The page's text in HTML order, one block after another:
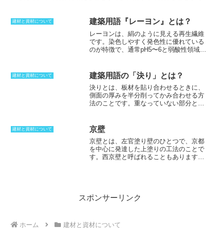
があり、弾性適性を有し、防カビ、防藻
性に優れているほか、トルエン、鉛、キ
シレン、クロムを使っていません。
で行われます。通常、六角ボルトよりも高い締め付けトルクで締め付
けを行います。H.T.Bは、鉄骨建築物、横造物、橋梁などに使用され
ることが多く、建築業界ではなくてはならない資材です。ただし、一
度使用したH.T.Bは、新品時のような状態を保っていないため、再利
用することができません。また、六角に面幅は六角ボルトよりもサイ
建材と資材について 建築用語『レーヨン』とは？
レーヨンは、絹のように見える再生繊維
です。染色しやすく発色性に優れている
のが特徴で、通常pH5〜6と弱酸性領域の
ープ性が良好で吸い付くような風合いや
光沢感があります。 また、ひんやりとし
た感触や消臭効果もあるのも特徴です。
レーヨンは吸湿、放湿性に優れているの
ですが、水や摩擦に非常に弱いため、家
た高価な衣服はクリーニングを利用する
建材と資材について 建築用語の「決り」とは？
決り とは、板材を貼り合わせるときに、
側面の厚みを半分削ってかみ合わせる方
法のことです。重なっていない部分と同
せを作っていきます。板で行なう場合に
は合い決りとなりますが、柱で行なう場
合には相欠きと呼びます。基本として、
正面側から釘を打って留めることになり
ますが、見た目の問題などもあり、接着
が、合い決りの場合も、板同士のおさま
建材と資材について 京壁
京壁とは、左官塗り壁のひとつで、京都
を中心に発達した上塗りの工法のことで
す。西京壁と呼ばれることもあります。
上げます。そのため、触ると表面が落ち
てしまいますが、現在の物は接着剤を混
した。その代りに、仕上がりに堅さを感
スポンサーリンク
ホーム 建材と資材について